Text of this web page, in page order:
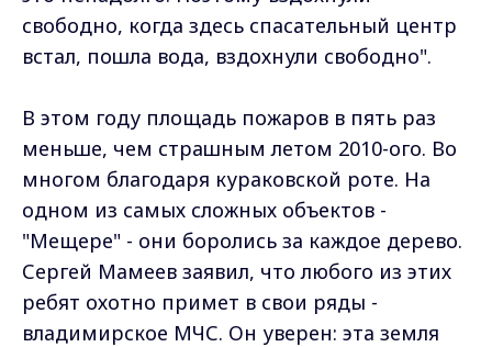
свободно, когда здесь спасательный центр
встал, пошла вода, вздохнули свободно".
В этом году площадь пожаров в пять раз
меньше, чем страшным летом 2010-ого. Во
многом благодаря кураковской роте. На
одном из самых сложных объектов -
"Мещере" - они боролись за каждое дерево.
Сергей Мамеев заявил, что любого из этих
ребят охотно примет в свои ряды -
владимирское МЧС. Он уверен: эта земля